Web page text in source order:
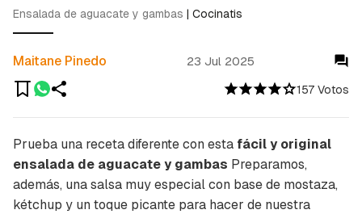
157 Votos
Maitane Pinedo 23 Jul 2025
Ensalada de aguacate y gambas | Cocinatis
Prueba una receta diferente con esta fácil y original
ensalada de aguacate y gambas Preparamos,
además, una salsa muy especial con base de mostaza,
kétchup y un toque picante para hacer de nuestra